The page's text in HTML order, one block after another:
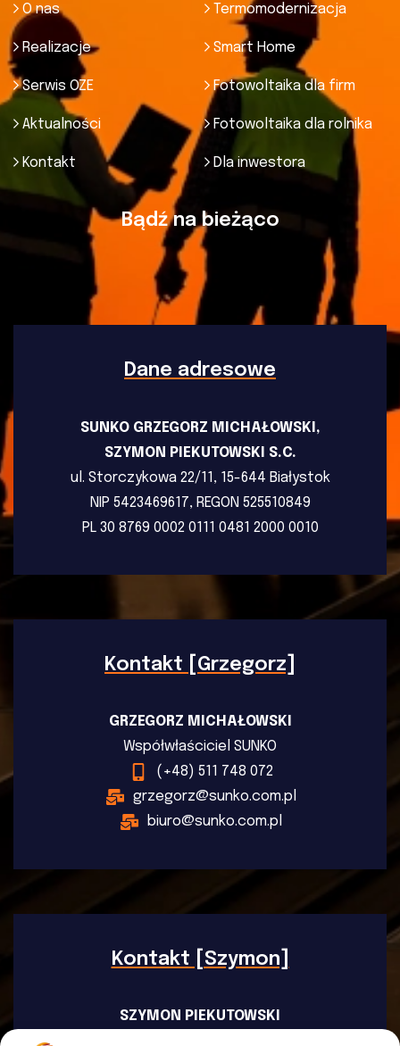
O nas Termomodernizacja
Realizacje Smart Home
Serwis OZE Fotowoltaika dla firm
Aktualności Fotowoltaika dla rolnika
Kontakt Dla inwestora
Bądź na bieżąco
Dane adresowe
SUNKO GRZEGORZ MICHAŁOWSKI,
SZYMON PIEKUTOWSKI S.C.
ul. Storczykowa 22/11, 15-644 Białystok
NIP 5423469617, REGON 525510849
PL 30 8769 0002 0111 0481 2000 0010
Kontakt [Grzegorz]
GRZEGORZ MICHAŁOWSKI
Współwłaściciel SUNKO
(+48) 511 748 072
grzegorz@sunko.com.pl
biuro@sunko.com.pl
Kontakt [Szymon]
SZYMON PIEKUTOWSKI